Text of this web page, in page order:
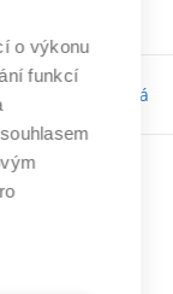
Tereza Kučerová
o výkonu
funkcí